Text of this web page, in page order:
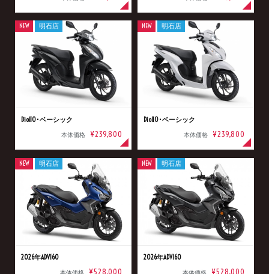
Dio110･ベーシック
本体価格 ¥239,800
NEW 明石店
Dio110･ベーシック
本体価格 ¥239,800
NEW 明石店
2026年ADV160
¥528,000
NEW 明石店
2026年ADV160
¥528,000
NEW 明石店